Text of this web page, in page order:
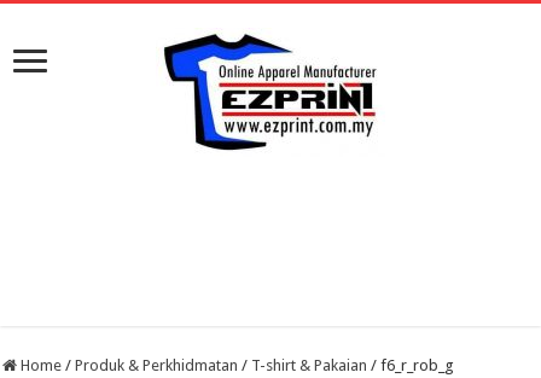
Home / Produk & Perkhidmatan / T-shirt & Pakaian / f6_r_rob_g